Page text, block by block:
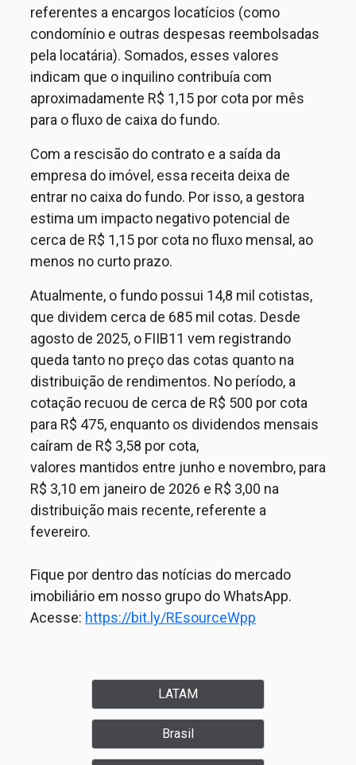
referentes a encargos locatícios (como
condomínio e outras despesas reembolsadas
pela locatária). Somados, esses valores
indicam que o inquilino contribuía com
aproximadamente R$ 1,15 por cota por mês
para o fluxo de caixa do fundo.
Com a rescisão do contrato e a saída da
empresa do imóvel, essa receita deixa de
entrar no caixa do fundo. Por isso, a gestora
estima um impacto negativo potencial de
cerca de R$ 1,15 por cota no fluxo mensal, ao
menos no curto prazo.
Atualmente, o fundo possui 14,8 mil cotistas,
que dividem cerca de 685 mil cotas. Desde
agosto de 2025, o FIIB11 vem registrando
queda tanto no preço das cotas quanto na
distribuição de rendimentos. No período, a
cotação recuou de cerca de R$ 500 por cota
para R$ 475, enquanto os dividendos mensais
caíram de R$ 3,58 por cota,
valores mantidos entre junho e novembro, para
R$ 3,10 em janeiro de 2026 e R$ 3,00 na
distribuição mais recente, referente a
fevereiro.
Fique por dentro das notícias do mercado
imobiliário em nosso grupo do WhatsApp.
Acesse: https://bit.ly/REsourceWpp
LATAM
Brasil